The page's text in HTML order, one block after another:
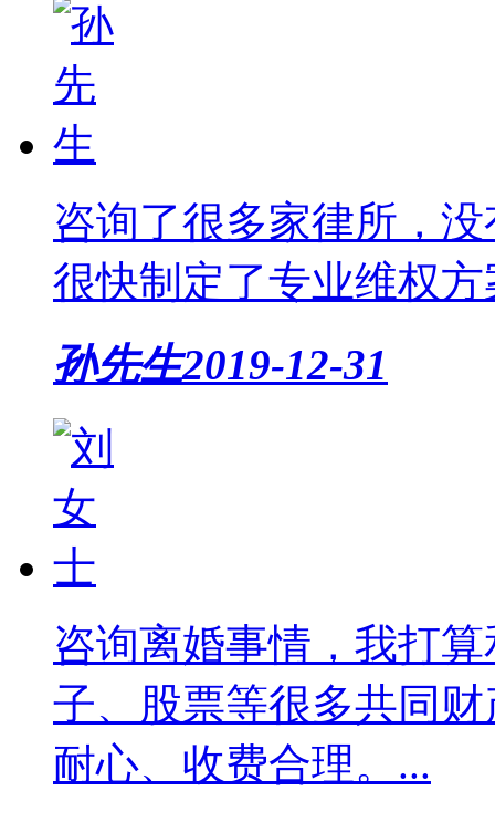
咨询了很多家律所，
很快制定了专业维权
孙先生2019-12-31
咨询离婚事情，我打
子、股票等很多共同
耐心、收费合理。...